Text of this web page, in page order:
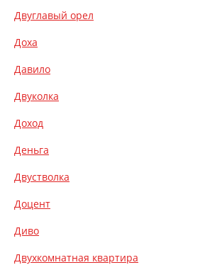
Двуглавый орел
Доха
Давило
Двуколка
Доход
Деньга
Двустволка
Доцент
Диво
Двухкомнатная квартира